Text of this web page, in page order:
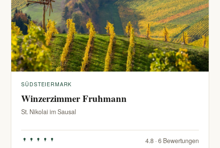
SÜDSTEIERMARK
Winzerzimmer Fruhmann
St. Nikolai im Sausal
4.8 · 6 Bewertungen